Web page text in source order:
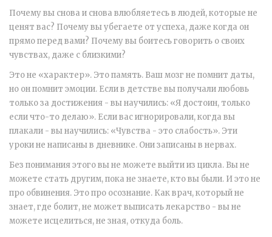
Почему вы снова и снова влюбляетесь в людей, которые не
ценят вас? Почему вы убегаете от успеха, даже когда он
прямо перед вами? Почему вы боитесь говорить о своих
чувствах, даже с близкими?
Это не «характер». Это память. Ваш мозг не помнит даты,
но он помнит эмоции. Если в детстве вы получали любовь
только за достижения - вы научились: «Я достоин, только
если что-то делаю». Если вас игнорировали, когда вы
плакали - вы научились: «Чувства - это слабость». Эти
уроки не написаны в дневнике. Они записаны в нервах.
Без понимания этого вы не можете выйти из цикла. Вы не
можете стать другим, пока не знаете, кто вы были. И это не
про обвинения. Это про осознание. Как врач, который не
знает, где болит, не может выписать лекарство - вы не
можете исцелиться, не зная, откуда боль.